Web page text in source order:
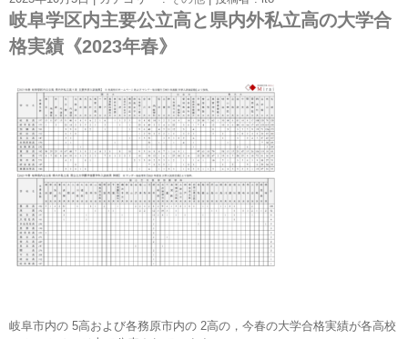
岐阜学区内主要公立高と県内外私立高の大学合
格実績《2023年春》
岐阜市内の 5高および各務原市内の 2高の，今春の大学合格実績が各高校